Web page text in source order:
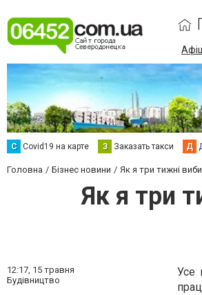
С Сovid19 на карте З Заказать такси Д
Головна Бізнес новини Як я три тижні
Як я три
12:17, 15 травня
Будівництво
Усе